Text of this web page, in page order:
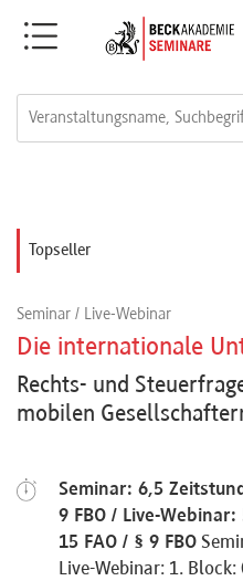
Menü
Webinare
Referenten
Topseller
Seminar / Live-Webinar
Die internationale
Rechts- und
mobilen
Seminar: 6,5
9 FBO / Live-
15 FAO / § 9 FBO
Live-Webinar: 1.